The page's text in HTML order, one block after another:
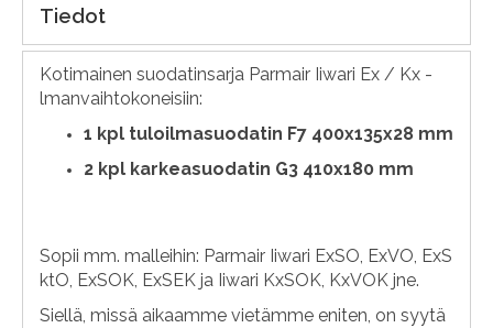
Tiedot
Kotimainen suodatinsarja Parmair Iiwari Ex / Kx -
lmanvaihtokoneisiin:
1 kpl tuloilmasuodatin F7 400x135x28 mm
2 kpl karkeasuodatin G3 410x180 mm
Sopii mm. malleihin: Parmair Iiwari ExSO, ExVO, ExS
ktO, ExSOK, ExSEK ja Iiwari KxSOK, KxVOK jne.
Siellä, missä aikaamme vietämme eniten, on syytä